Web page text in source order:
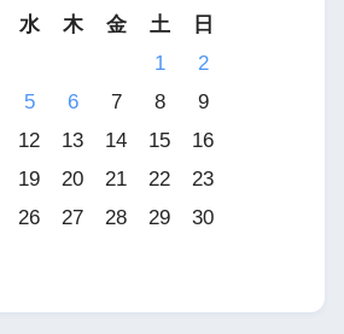
水 木 金 土
日
1
2
5 6 7 8
9
12 13 14 15
16
19 20 21 22
23
26 27 28 29
30